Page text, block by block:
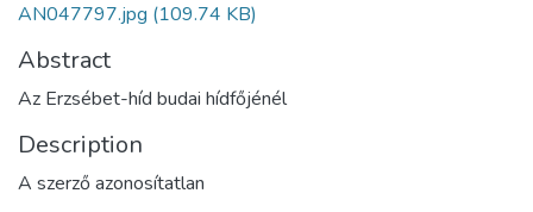
AN047797.jpg (109.74 KB)
Abstract
Az Erzsébet-híd budai hídfőjénél
Description
A szerző azonosítatlan